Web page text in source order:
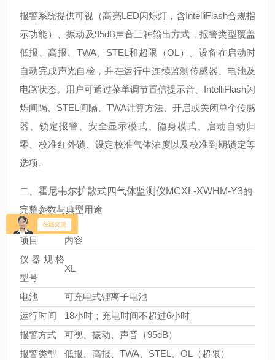
报警系统提供可视（高亮LED闪烁灯，含IntelliFlash合规指
示功能）、振动及95dB声音三种输出方式，报警类型覆盖
低报、高报、TWA、STEL和超限（OL）。设备在启动时
自动完成声光自检，并在运行中连续监测传感器、电池及
电路状态。用户可通过菜单调节置信提示音、IntelliFlash闪
烁间隔、STEL间隔、TWA计算方法、开启或关闭单个传感
器、锁定报警、安全显示模式、隐身模式、启动自动归
零、校准红外锁、设定校准气体浓度以及校准到期锁定等
选项。
二、 霍尼韦尔扩散式四气体监测仪MCXL-XWHM-Y3的
完整参数与典型用途
项目
内容
仪器规格
型号
XL
电池
可充电式锂离子电池
运行时间
18小时；充电时间不超过6小时
报警方式
可视、振动、声音（95dB）
报警类型
低报、高报、TWA、STEL、OL（超限）